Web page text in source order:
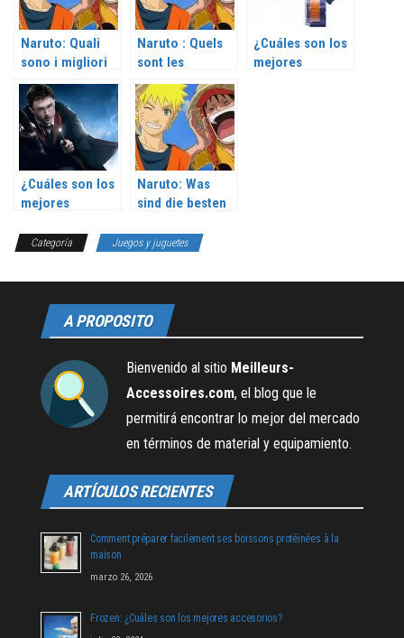
Naruto: Quali
sono i migliori
accessori?
Naruto : Quels
sont les
meilleurs
accessoires ?
¿Cuáles son los
mejores
¿Cuáles son los
mejores
Harry Potter?
Naruto: Was
sind die besten
Categoría Juegos y juguetes
A PROPOSITO
Bienvenido al sitio Meilleurs-
Accessoires.com, el blog que le
permitirá encontrar lo mejor del mercado
en términos de material y equipamiento.
ARTÍCULOS RECIENTES
Comment préparer facilement ses boissons protéinées à la
maison
marzo 26, 2026
Frozen: ¿Cuáles son los mejores accesorios?